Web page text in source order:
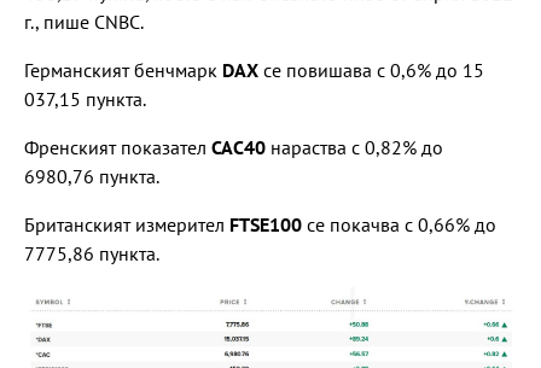
г., пише CNBC.
Германският бенчмарк DAX се повишава с 0,6% до 15
037,15 пункта.
Френският показател CAC40 нараства с 0,82% до
6980,76 пункта.
Британският измерител FTSE100 се покачва с 0,66% до
7775,86 пункта.